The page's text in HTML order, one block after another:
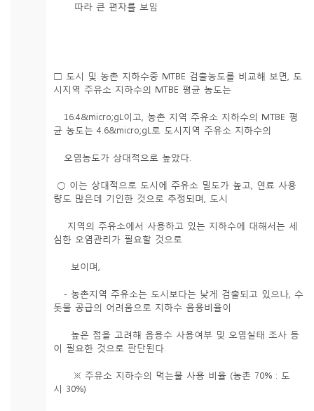
따라 큰 편차를 보임
□ 도시 및 농촌 지하수중 MTBE 검출농도를 비교해 보면, 도
시지역 주유소 지하수의 MTBE 평균 농도는
16.4&micro;gL이고, 농촌 지역 주유소 지하수의 MTBE 평
균 농도는 4.6&micro;gL로 도시지역 주유소 지하수의
오염농도가 상대적으로 높았다.
○ 이는 상대적으로 도시에 주유소 밀도가 높고, 연료 사용
량도 많은데 기인한 것으로 추정되며, 도시
지역의 주유소에서 사용하고 있는 지하수에 대해서는 세
심한 오염관리가 필요할 것으로
보이며,
- 농촌지역 주유소는 도시보다는 낮게 검출되고 있으나, 수
돗물 공급의 어려움으로 지하수 음용비율이
높은 점을 고려해 음용수 사용여부 및 오염실태 조사 등
이 필요한 것으로 판단된다.
※ 주유소 지하수의 먹는물 사용 비율 (농촌 70% : 도
시 30%)